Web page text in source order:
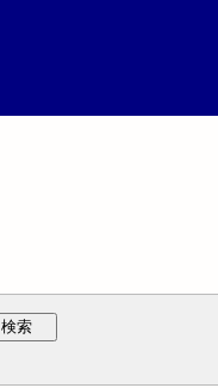
検索